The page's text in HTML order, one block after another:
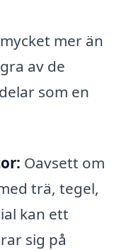
mer än
av de
som en
Oavsett om
trä, tegel,
kan ett
sig på